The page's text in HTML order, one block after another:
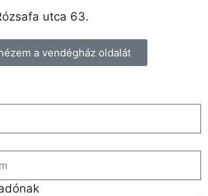
utca 63.
a vendégház oldalát